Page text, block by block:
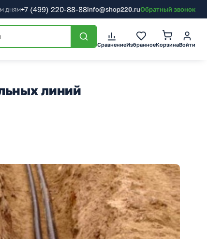
дням+7 (499) 220-88-88info@shop220.ruОбратный звонок
СравнениеИзбранноеКорзинаВойти
линий